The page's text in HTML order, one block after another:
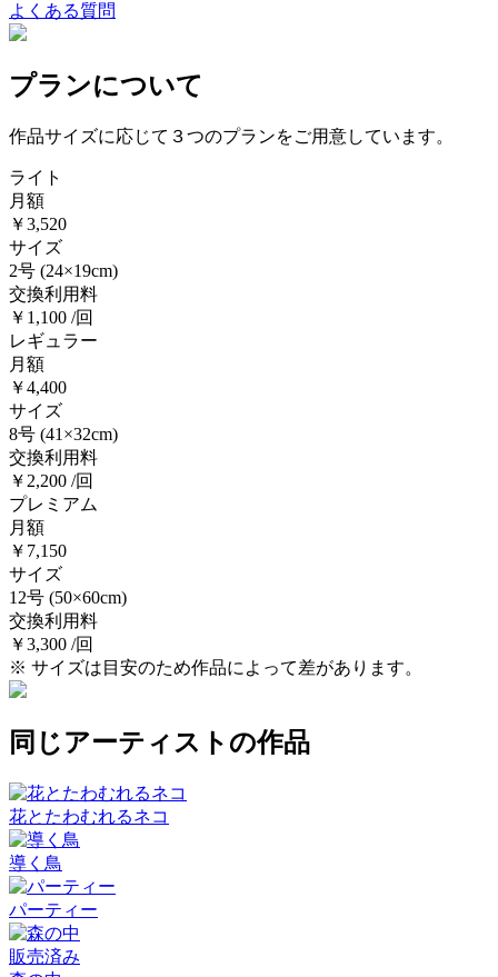
よくある質問
プランについて
作品サイズに応じて３つのプランをご用意しています。
ライト
月額
￥3,520
サイズ
2号 (24×19cm)
交換利用料
￥1,100 /回
レギュラー
月額
￥4,400
サイズ
8号 (41×32cm)
交換利用料
￥2,200 /回
プレミアム
月額
￥7,150
サイズ
12号 (50×60cm)
交換利用料
￥3,300 /回
※ サイズは目安のため作品によって差があります。
同じアーティストの作品
花とたわむれるネコ
導く鳥
パーティー
販売済み